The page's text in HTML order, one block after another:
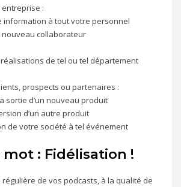
:
information à tout votre personnel
collaborateur
de tel ou tel département
prospects ou partenaires :
sortie d’un nouveau produit
d’un autre produit
de votre société à tel événement
: Fidélisation !
régulière de vos podcasts, à la qualité de